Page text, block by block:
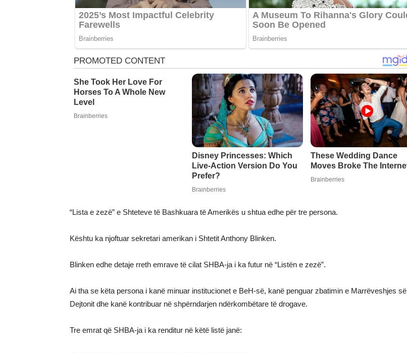
“Lista e zezë” e Shteteve të Bashkuara të Amerikës u shtua edhe për tre persona.
Kështu ka njoftuar sekretari amerikan i Shtetit Anthony Blinken.
Blinken edhe detaje rreth emrave të cilat SHBA-ja i ka futur në “Listën e zezë”.
Ai tha se këta persona i kanë minuar institucionet e BeH-së, kanë penguar zbatimin e Marrëveshjes së
Dejtonit dhe kanë kontribuar në shpërndarjen ndërkombëtare të drogave.
Tre emrat që SHBA-ja i ka renditur në këtë listë janë: